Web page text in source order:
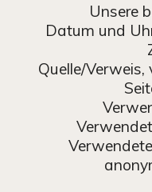
Unsere
Datum und
Quelle/